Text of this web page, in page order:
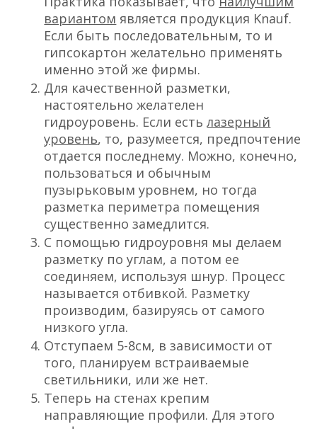
вариантом является продукция Knauf.
Если быть последовательным, то и
гипсокартон желательно применять
именно этой же фирмы.
Для качественной разметки,
настоятельно желателен
гидроуровень. Если естьлазерный
уровень, то, разумеется, предпочтение
отдается последнему. Можно, конечно,
пользоваться и обычным
пузырьковым уровнем, но тогда
разметка периметра помещения
существенно замедлится.
С помощью гидроуровня мы делаем
разметку по углам, а потом ее
соединяем, используя шнур. Процесс
называется отбивкой. Разметку
производим, базируясь от самого
низкого угла.
Отступаем 5-8см, в зависимости от
того, планируем встраиваемые
светильники, или же нет.
Теперь на стенах крепим
направляющие профили. Для этого